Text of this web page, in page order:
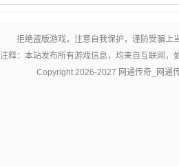
拒绝盗版游戏，注意自我保护，谨防受骗上
注释：本站发布所有游戏信息，均来自互联网
Copyright 2026-2027 网通传奇_网通